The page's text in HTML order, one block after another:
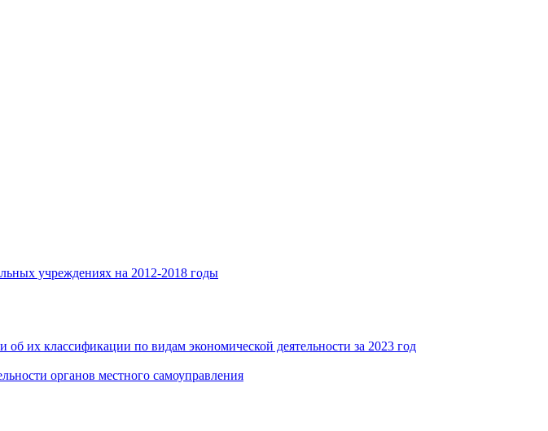
учреждениях на 2012-2018 годы
их классификации по видам экономической деятельности за 2023 год
органов местного самоуправления